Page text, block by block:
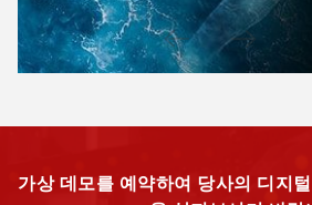
가상 데모를 예약하여 당사의 디지